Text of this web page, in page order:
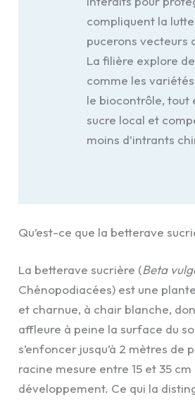
compliquent la
pucerons vecteurs
La filière explore
comme les
le biocontrôle, tout
sucre local et
moins d’intrants
Qu’est-ce que la betterave
La betterave sucrière (Beta
Chénopodiacées) est une
et charnue, à chair blanche,
affleure à peine la surface du
s’enfoncer jusqu’à 2 mètres de
racine mesure entre 15 et 35
développement. Ce qui la